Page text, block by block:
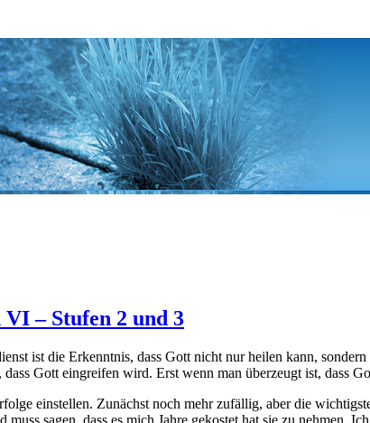
– Stufen 2 und 3
ist die Erkenntnis, dass Gott nicht nur heilen kann,
Gott eingreifen wird. Erst wenn man überzeugt ist, dass
einstellen. Zunächst noch mehr zufällig, aber die
sagen, dass es mich Jahre gekostet hat sie zu nehmen.